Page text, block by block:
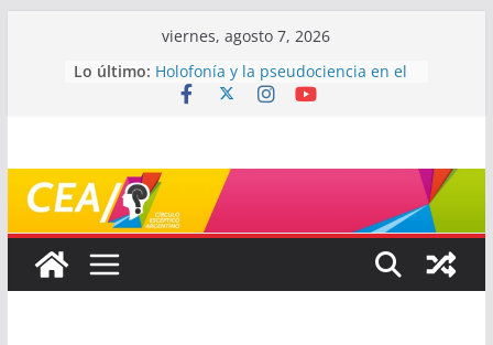
viernes, agosto 7, 2026
Lo último: Holofonía y la pseudociencia en el
audio
Mayéutica (o cómo debatir sin
terminar a los golpes)
Somos menos capaces de lo que